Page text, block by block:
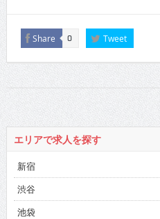
Share 0 Tweet
エリアで求人を探す
新宿
渋谷
池袋